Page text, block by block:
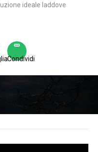
ideale laddove
Condividi